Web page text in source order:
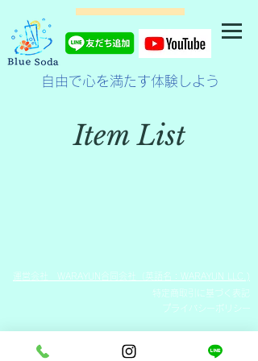
自由で心を満たす体験しよう
Item List
運営会社 WARAYUN合同会社（英語名：WARAYUN LLC.)
特定商取引に基づく表記
プライバシーポリシー
COPYRIGHT ©WARAYUN LLC. ALL RIGHTS RESERVED.